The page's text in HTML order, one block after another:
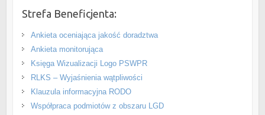
Strefa Beneficjenta:
Ankieta oceniająca jakość doradztwa
Ankieta monitorująca
Księga Wizualizacji Logo PSWPR
RLKS – Wyjaśnienia wątpliwości
Klauzula informacyjna RODO
Współpraca podmiotów z obszaru LGD